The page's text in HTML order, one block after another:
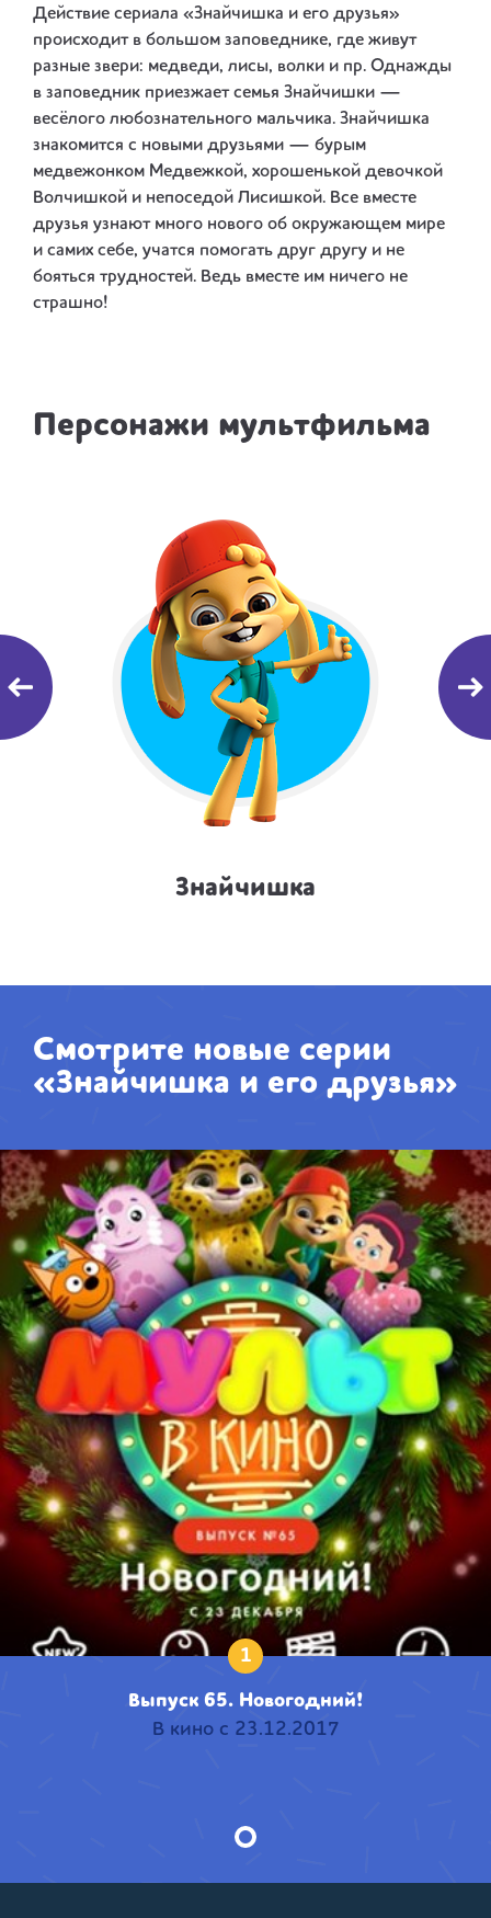
Действие сериала «Знайчишка и его друзья»
происходит в большом заповеднике, где живут
разные звери: медведи, лисы, волки и пр. Однажды
в заповедник приезжает семья Знайчишки —
весёлого любознательного мальчика. Знайчишка
знакомится с новыми друзьями — бурым
медвежонком Медвежкой, хорошенькой девочкой
Волчишкой и непоседой Лисишкой. Все вместе
друзья узнают много нового об окружающем мире
и самих себе, учатся помогать друг другу и не
бояться трудностей. Ведь вместе им ничего не
страшно!
Персонажи мультфильма
Знайчишка
Смотрите новые серии
«Знайчишка и его друзья»
1
Выпуск 65. Новогодний!
В кино с 23.12.2017